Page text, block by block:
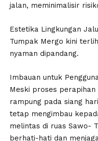
jalan, meminimalisir
​Estetika Lingkungan
Tumpak Mergo kini
nyaman dipandang.
​Imbauan untuk
​Meski proses
rampung pada siang
tetap mengimbau
melintas di ruas Sawo-
berhati-hati dan